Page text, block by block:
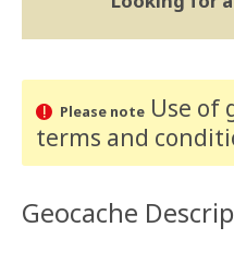
Please noteUse of
terms and
Geocache